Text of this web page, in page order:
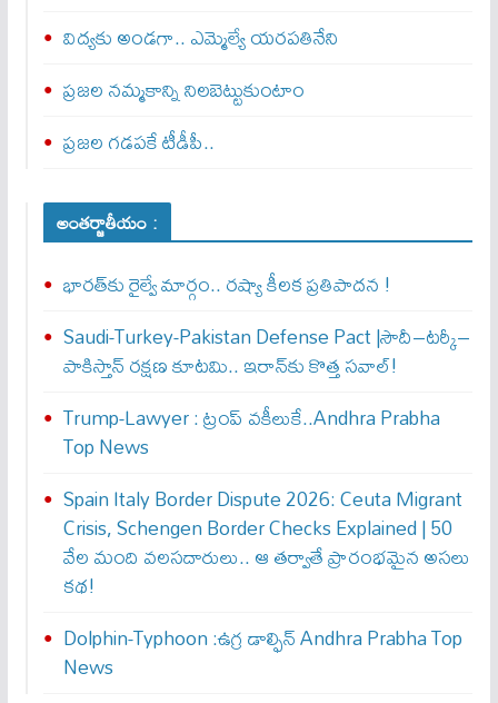
విద్యకు అండగా.. ఎమ్మెల్యే యరపతినేని
ప్రజల నమ్మకాన్ని నిలబెట్టుకుంటాం
ప్రజల గడపకే టీడీపీ..
అంతర్జాతీయం :
భారత్‌కు రైల్వే మార్గం.. రష్యా కీలక ప్రతిపాదన !
Saudi-Turkey-Pakistan Defense Pact |సౌదీ–టర్కీ–
పాకిస్తాన్ రక్షణ కూటమి.. ఇరాన్‌కు కొత్త సవాల్!
Trump-Lawyer : ట్రంప్ వ‌కీలుకే..Andhra Prabha
Top News
Spain Italy Border Dispute 2026: Ceuta Migrant
Crisis, Schengen Border Checks Explained | 50
వేల మంది వలసదారులు.. ఆ తర్వాతే ప్రారంభ‌మైన అసలు
కథ!
Dolphin-Typhoon :ఉగ్ర డాల్ఫిన్ Andhra Prabha Top
News